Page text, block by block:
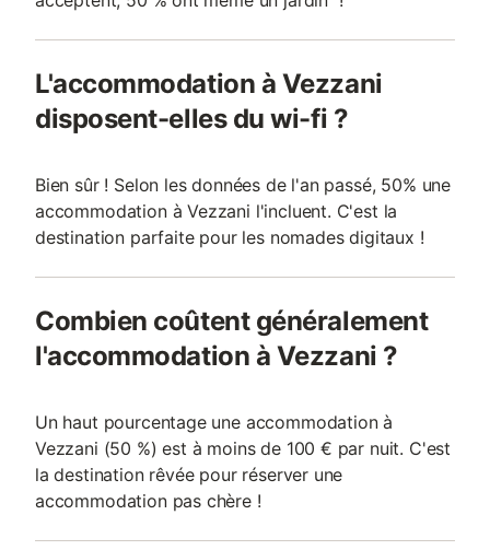
L'accommodation à Vezzani
disposent-elles du wi-fi ?
Bien sûr ! Selon les données de l'an passé, 50% une
accommodation à Vezzani l'incluent. C'est la
destination parfaite pour les nomades digitaux !
Combien coûtent généralement
l'accommodation à Vezzani ?
Un haut pourcentage une accommodation à
Vezzani (50 %) est à moins de 100 € par nuit. C'est
la destination rêvée pour réserver une
accommodation pas chère !